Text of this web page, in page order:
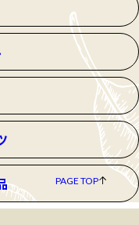
PAGE TOP